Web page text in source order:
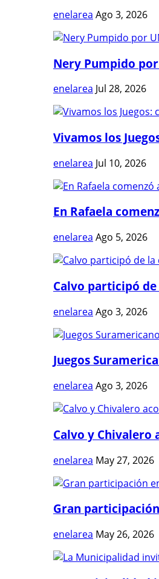
enelarea Ago 3, 2026
Nery Pumpido
enelarea Jul 28, 2026
Vivamos los
enelarea Jul 10, 2026
En Rafaela
enelarea Ago 5, 2026
Calvo participó
enelarea Ago 3, 2026
Juegos
enelarea Ago 3, 2026
Calvo y Chivalero
enelarea May 27, 2026
Gran
enelarea May 26, 2026